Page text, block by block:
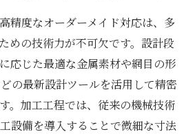
精度なオーダーメイド対応は、多
めの技術力が不可欠です。設計段
応じた最適な金属素材や網目の形
の最新設計ツールを活用して精密
。加工工程では、従来の機械技術
設備を導入することで微細な寸法